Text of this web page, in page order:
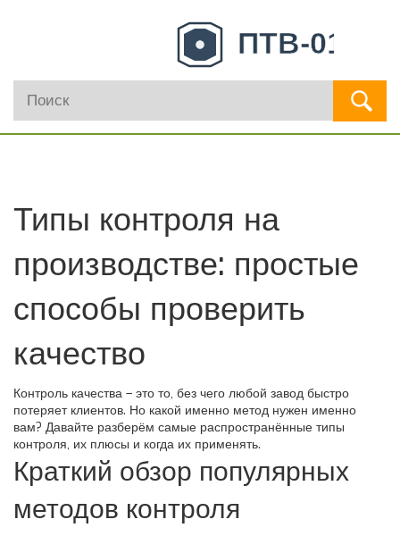
Типы контроля на
производстве: простые
способы проверить
качество
Контроль качества – это то, без чего любой завод быстро
потеряет клиентов. Но какой именно метод нужен именно
вам? Давайте разберём самые распространённые типы
контроля, их плюсы и когда их применять.
Краткий обзор популярных
методов контроля